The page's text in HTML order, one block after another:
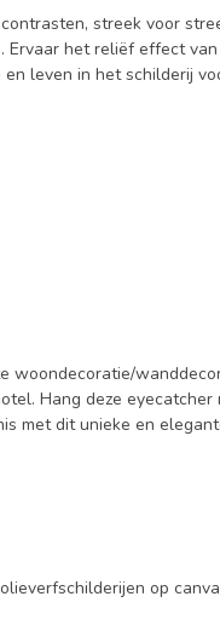
streek voor
het reliëf effect
leven in het schilderij
woondecoratie/
Hang deze
met dit unieke en
op